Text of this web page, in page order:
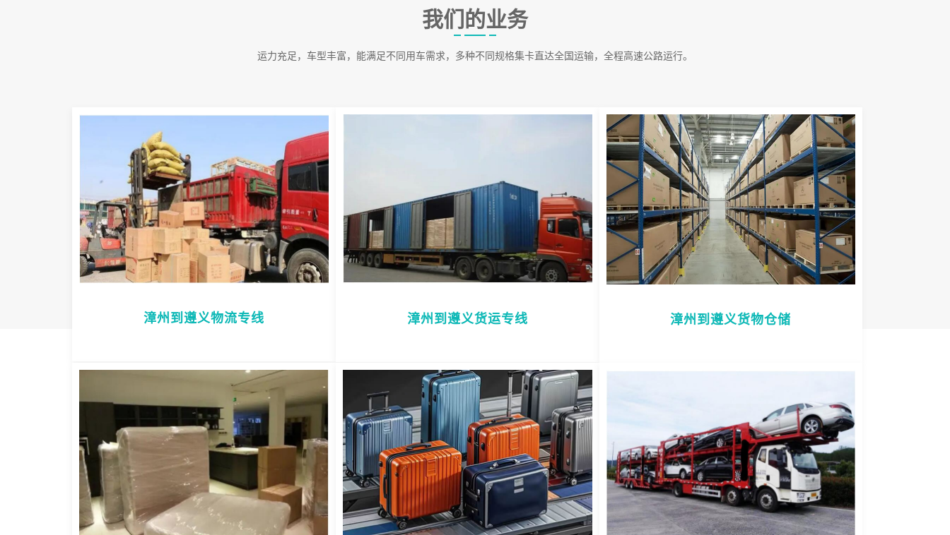
我们的业务
运力充足，车型丰富，能满足不同用车需求，多种不同规格集卡直达全国运输，全程高速公路运行。
漳州到遵义物流专线 漳州到遵义货运专线 漳州到遵义货物仓储